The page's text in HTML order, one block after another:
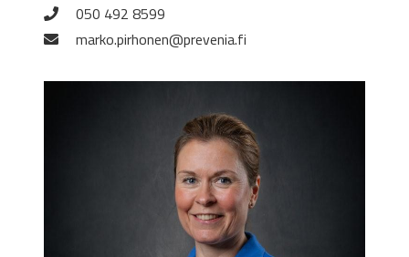
050 492 8599
marko.pirhonen@prevenia.fi